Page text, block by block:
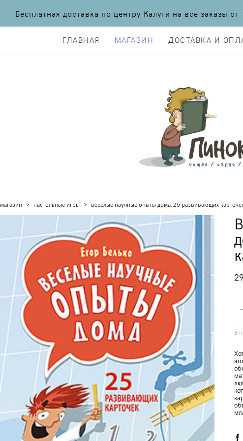
Бесплатная доставка по центру Калуги на все заказы
ГЛАВНАЯ МАГАЗИН ДОСТАВКА И
ГЛАВНАЯ МАГАЗИН ДОСТАВКА И
магазин > настольные игры > веселые научные опыты дома. 25 развивающих
В